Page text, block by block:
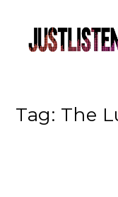
Tag: The